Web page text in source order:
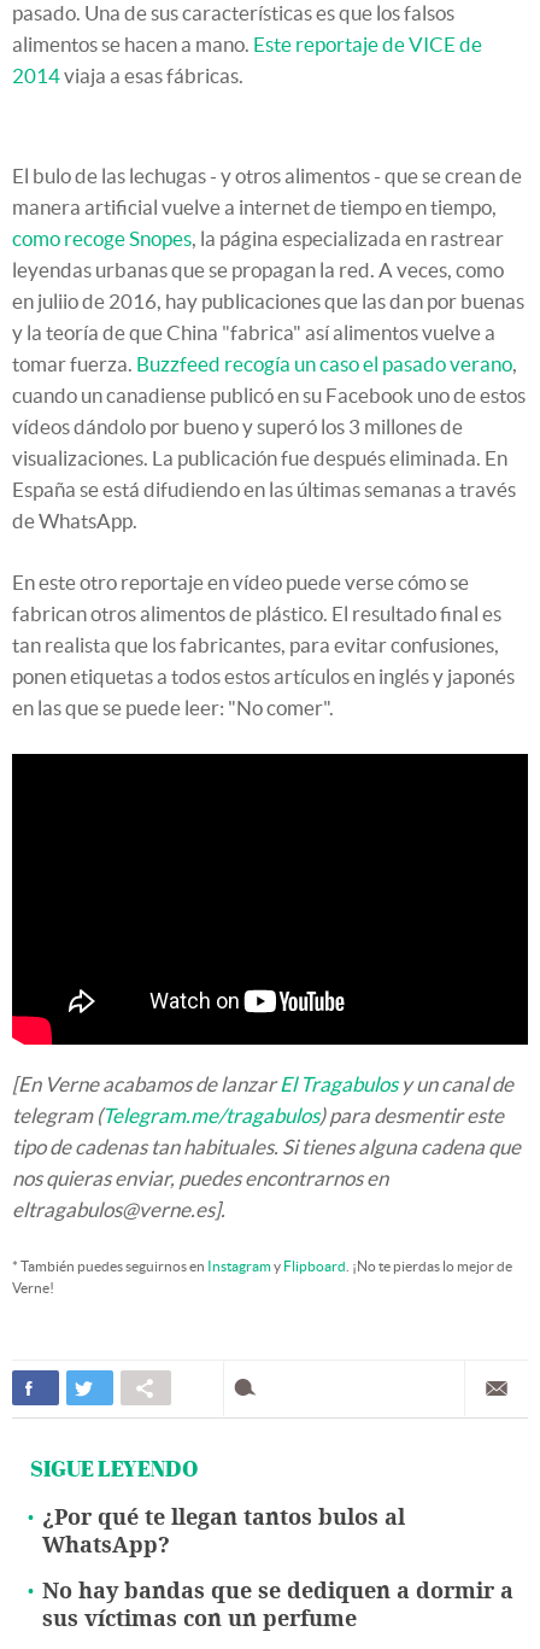
pasado. Una de sus características es que los falsos
alimentos se hacen a mano. Este reportaje de VICE de
2014viaja a esas fábricas.
El bulo de las lechugas - y otros alimentos - que se crean de
manera artificial vuelve a internet de tiempo en tiempo,
como recoge Snopes, la página especializada en rastrear
leyendas urbanas que se propagan la red. A veces, como
en juliio de 2016, hay publicaciones que las dan por buenas
y la teoría de que China "fabrica" así alimentos vuelve a
tomar fuerza. Buzzfeed recogía un caso el pasado verano,
cuando un canadiense publicó en su Facebook uno de estos
vídeos dándolo por bueno y superó los 3 millones de
visualizaciones. La publicación fue después eliminada. En
España se está difudiendo en las últimas semanas a través
de WhatsApp.
En este otro reportaje en vídeo puede verse cómo se
fabrican otros alimentos de plástico. El resultado final es
tan realista que los fabricantes, para evitar confusiones,
ponen etiquetas a todos estos artículos en inglés y japonés
en las que se puede leer: "No comer".
[En Verne acabamos de lanzarEl Tragabulosy un canal de
telegram (Telegram.me/tragabulos) para desmentir este
tipo de cadenas tan habituales. Si tienes alguna cadena que
nos quieras enviar, puedes encontrarnos en
eltragabulos@verne.es].
* También puedes seguirnos en Instagramy Flipboard . ¡No te pierdas lo mejor de
Verne!
SIGUE LEYENDO
¿Por qué te llegan tantos bulos al
WhatsApp?
No hay bandas que se dediquen a dormir a
sus víctimas con un perfume